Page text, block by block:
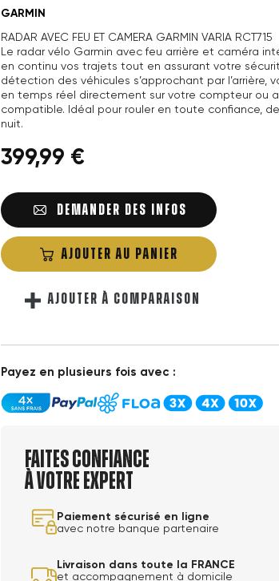
GARMIN
RADAR AVEC FEU ET CAMERA GARMIN VARIA RCT715
Le radar vélo Garmin avec feu arrière et caméra
en continu vos trajets tout en assurant votre
détection des véhicules s’approchant par l’arrière,
en temps réel directement sur votre compteur ou
compatible. Idéal pour rouler en toute confiance,
nuit.
399,99 €
DEMANDER DES INFOS
AJOUTER AU PANIER
AJOUTER À COMPARAISON
Payez en plusieurs fois avec :
Faites confiance
à votre expert
Paiement sécurisé en ligne
avec notre banque partenaire
Livraison dans toute la FRANCE
et accompagnement à domicile